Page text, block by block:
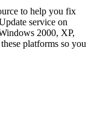
to help you fix
service on
2000, XP,
platforms so you